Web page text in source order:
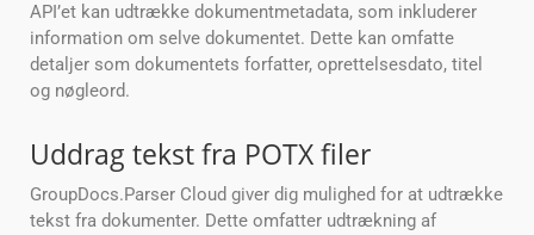
API’et kan udtrække dokumentmetadata, som inkluderer
information om selve dokumentet. Dette kan omfatte
detaljer som dokumentets forfatter, oprettelsesdato, titel
og nøgleord.
Uddrag tekst fra POTX filer
GroupDocs.Parser Cloud giver dig mulighed for at udtrække
tekst fra dokumenter. Dette omfatter udtrækning af